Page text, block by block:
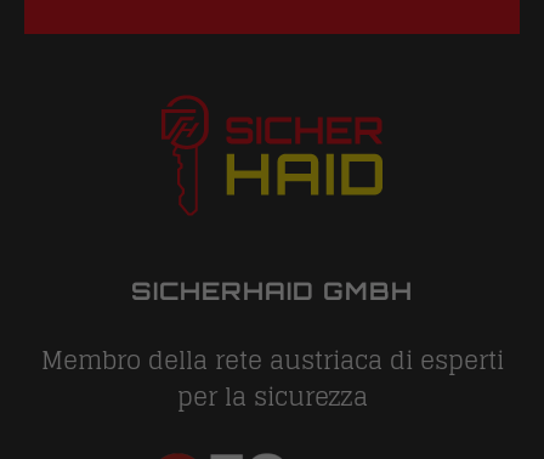
SICHERHAID GMBH
Membro della rete austriaca di esperti
per la sicurezza